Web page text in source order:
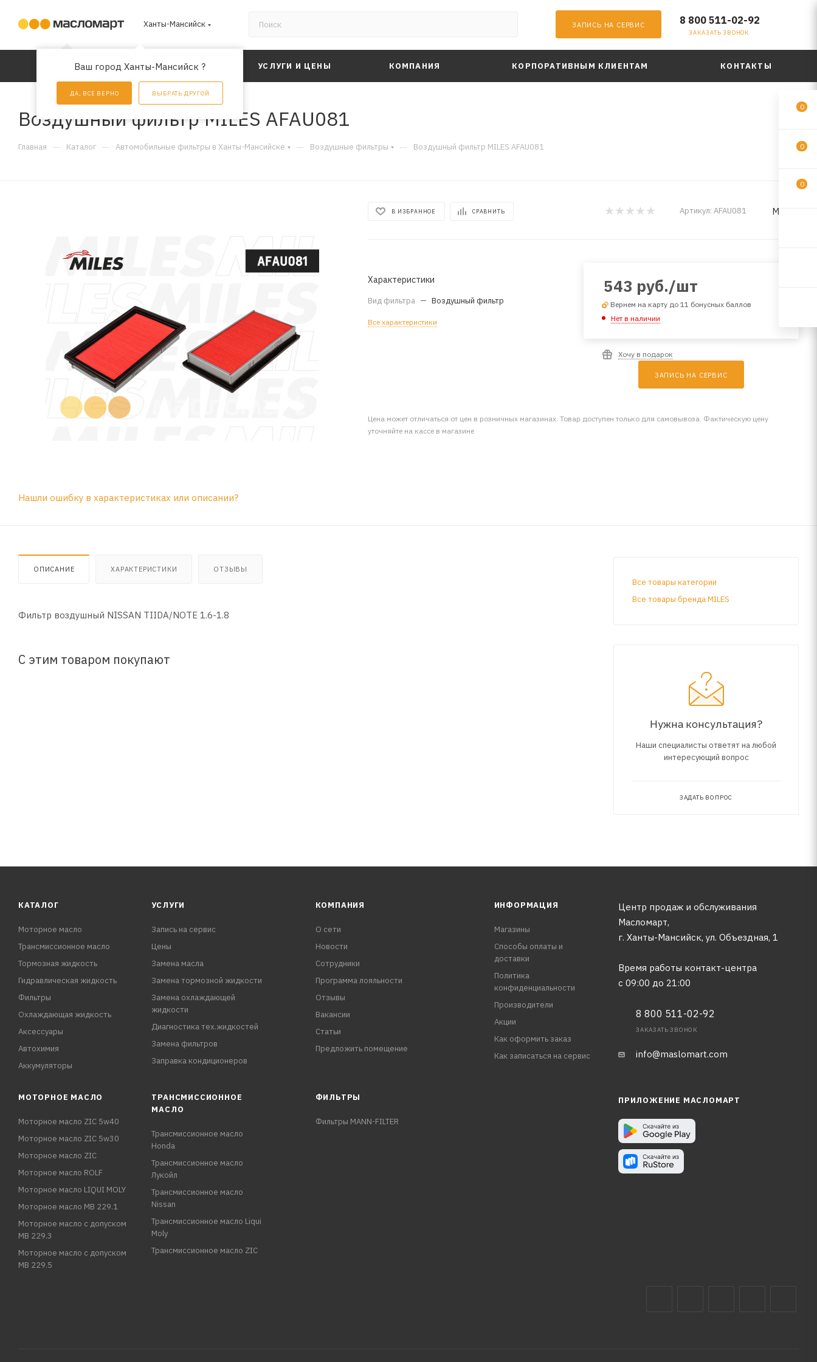
Ханты-Мансийск
Ваш город Ханты-Мансийск ?
ДА, ВСЕ ВЕРНО ВЫБРАТЬ ДРУГОЙ
ЗАПИСЬ НА СЕРВИС 8 800 511-02-92
ЗАКАЗАТЬ ЗВОНОК
КАТАЛОГ АКЦИИ УСЛУГИ И ЦЕНЫ КОМПАНИЯ КОРПОРАТИВНЫМ КЛИЕНТАМ КОНТАКТЫ
Воздушный фильтр MILES AFAU081
Главная — Каталог — Автомобильные фильтры в Ханты-Мансийске — Воздушные фильтры — Воздушный фильтр MILES AFAU081
В ИЗБРАННОЕ СРАВНИТЬ Артикул: AFAU081 MILES
Характеристики
Вид фильтра — Воздушный фильтр
Все характеристики
543 руб./шт
Вернем на карту до 11 бонусных баллов
Нет в наличии
Хочу в подарок
ЗАПИСЬ НА СЕРВИС
Цена может отличаться от цен в розничных магазинах. Товар доступен только для самовывоза. Фактическую цену
уточняйте на кассе в магазине
Нашли ошибку в характеристиках или описании?
ОПИСАНИЕ ХАРАКТЕРИСТИКИ ОТЗЫВЫ
Фильтр воздушный NISSAN TIIDA/NOTE 1.6-1.8
С этим товаром покупают
Все товары категории
Все товары бренда MILES
Нужна консультация?
Наши специалисты ответят на любой
интересующий вопрос
ЗАДАТЬ ВОПРОС
КАТАЛОГ
Моторное масло
Трансмиссионное масло
Тормозная жидкость
Гидравлическая жидкость
Фильтры
Охлаждающая жидкость
Аксессуары
Автохимия
Аккумуляторы
УСЛУГИ
Запись на сервис
Цены
Замена масла
Замена тормозной жидкости
Замена охлаждающей
жидкости
Диагностика тех.жидкостей
Замена фильтров
Заправка кондиционеров
КОМПАНИЯ
О сети
Новости
Сотрудники
Программа лояльности
Отзывы
Вакансии
Статьи
Предложить помещение
ИНФОРМАЦИЯ
Магазины
Способы оплаты и
доставки
Политика
конфиденциальности
Производители
Акции
Как оформить заказ
Как записаться на сервис
Центр продаж и обслуживания
Масломарт,
г. Ханты-Мансийск, ул. Объездная, 1
Время работы контакт-центра
с 09:00 до 21:00
8 800 511-02-92
ЗАКАЗАТЬ ЗВОНОК
info@maslomart.com
МОТОРНОЕ МАСЛО
Моторное масло ZIC 5w40
Моторное масло ZIC 5w30
Моторное масло ZIC
Моторное масло ROLF
Моторное масло LIQUI MOLY
Моторное масло MB 229.1
Моторное масло с допуском
MB 229.3
Моторное масло с допуском
MB 229.5
ТРАНСМИССИОННОЕ
МАСЛО
Трансмиссионное масло
Honda
Трансмиссионное масло
Лукойл
Трансмиссионное масло
Nissan
Трансмиссионное масло Liqui
Moly
Трансмиссионное масло ZIC
ФИЛЬТРЫ
Фильтры MANN-FILTER
ПРИЛОЖЕНИЕ МАСЛОМАРТ
0
0
0